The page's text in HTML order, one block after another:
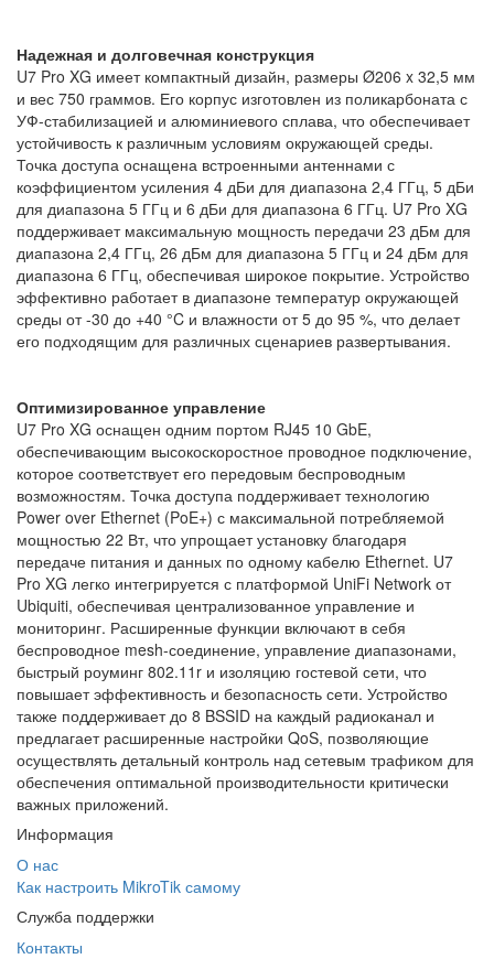
Надежная и долговечная конструкция
U7 Pro XG имеет компактный дизайн, размеры Ø206 x 32,5 мм
и вес 750 граммов. Его корпус изготовлен из поликарбоната с
УФ-стабилизацией и алюминиевого сплава, что обеспечивает
устойчивость к различным условиям окружающей среды.
Точка доступа оснащена встроенными антеннами с
коэффициентом усиления 4 дБи для диапазона 2,4 ГГц, 5 дБи
для диапазона 5 ГГц и 6 дБи для диапазона 6 ГГц. U7 Pro XG
поддерживает максимальную мощность передачи 23 дБм для
диапазона 2,4 ГГц, 26 дБм для диапазона 5 ГГц и 24 дБм для
диапазона 6 ГГц, обеспечивая широкое покрытие. Устройство
эффективно работает в диапазоне температур окружающей
среды от -30 до +40 °C и влажности от 5 до 95 %, что делает
его подходящим для различных сценариев развертывания.
Оптимизированное управление
U7 Pro XG оснащен одним портом RJ45 10 GbE,
обеспечивающим высокоскоростное проводное подключение,
которое соответствует его передовым беспроводным
возможностям. Точка доступа поддерживает технологию
Power over Ethernet (PoE+) с максимальной потребляемой
мощностью 22 Вт, что упрощает установку благодаря
передаче питания и данных по одному кабелю Ethernet. U7
Pro XG легко интегрируется с платформой UniFi Network от
Ubiquiti, обеспечивая централизованное управление и
мониторинг. Расширенные функции включают в себя
беспроводное mesh-соединение, управление диапазонами,
быстрый роуминг 802.11r и изоляцию гостевой сети, что
повышает эффективность и безопасность сети. Устройство
также поддерживает до 8 BSSID на каждый радиоканал и
предлагает расширенные настройки QoS, позволяющие
осуществлять детальный контроль над сетевым трафиком для
обеспечения оптимальной производительности критически
важных приложений.
Информация
О нас
Как настроить MikroTik самому
Служба поддержки
Контакты